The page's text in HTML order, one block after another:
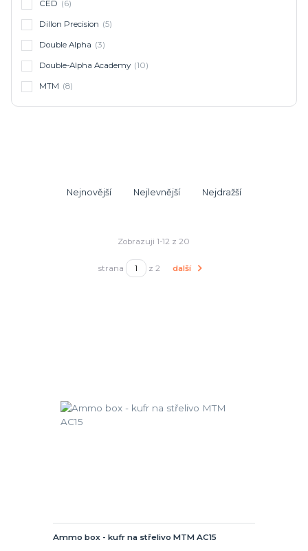
CED (6)
Dillon Precision (5)
Double Alpha (3)
Double-Alpha Academy (10)
MTM (8)
Nejnovější Nejlevnější Nejdražší
Zobrazuji 1-12 z 20
strana z 2 další
Ammo box - kufr na střelivo MTM AC15